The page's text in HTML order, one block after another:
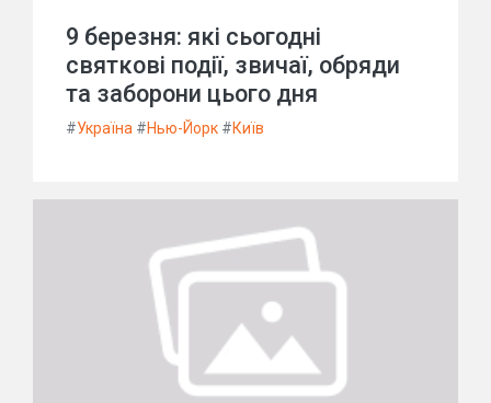
9 березня: які сьогодні
святкові події, звичаї, обряди
та заборони цього дня
#Україна #Нью-Йорк #Київ